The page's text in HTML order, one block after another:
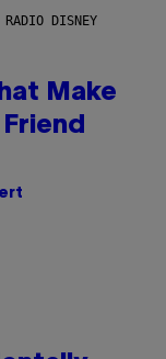
RADIO DISNEY
Make